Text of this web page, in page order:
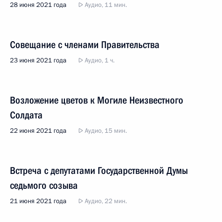
28 июня 2021 года Аудио, 11 мин.
Совещание с членами Правительства
23 июня 2021 года Аудио, 1 ч.
Возложение цветов к Могиле Неизвестного
Солдата
22 июня 2021 года Аудио, 15 мин.
Встреча с депутатами Государственной Думы
седьмого созыва
21 июня 2021 года Аудио, 22 мин.